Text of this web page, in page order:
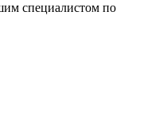
специалистом по